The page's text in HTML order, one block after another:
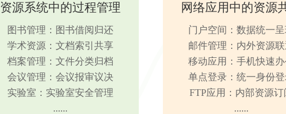
资源系统中的过程管理
图书管理：图书借阅归还
学术资源：文档索引共享
档案管理：文件分类归档
会议管理：会议报审议决
实验室：实验室安全管理
......
网络应用中的资源
门户空间：数据统一
邮件管理：内外资源联
移动应用：手机快速办
单点登录：统一身份
FTP应用：内部资源订
......